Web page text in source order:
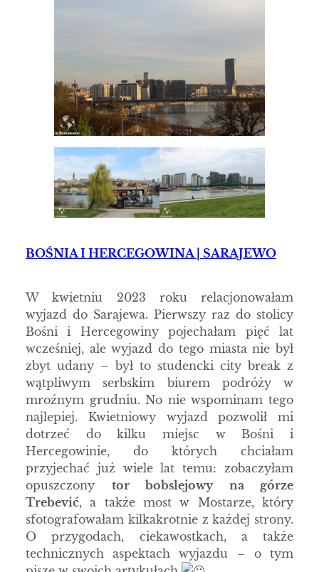
BOŚNIA I HERCEGOWINA | SARAJEWO
W kwietniu 2023 roku relacjonowałam
wyjazd do Sarajewa. Pierwszy raz do stolicy
Bośni i Hercegowiny pojechałam pięć lat
wcześniej, ale wyjazd do tego miasta nie był
zbyt udany – był to studencki city break z
wątpliwym serbskim biurem podróży w
mroźnym grudniu. No nie wspominam tego
najlepiej. Kwietniowy wyjazd pozwolił mi
dotrzeć do kilku miejsc w Bośni i
Hercegowinie, do których chciałam
przyjechać już wiele lat temu: zobaczyłam
opuszczony tor bobslejowy na górze
Trebević, a także most w Mostarze, który
sfotografowałam kilkakrotnie z każdej strony.
O przygodach, ciekawostkach, a także
technicznych aspektach wyjazdu – o tym